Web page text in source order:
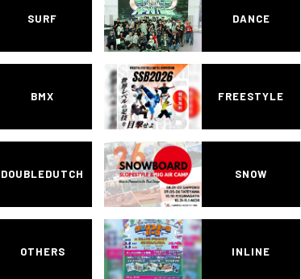
SURF DANCE
BMX FREESTYLE
DOUBLEDUTCH SNOW
OTHERS INLINE